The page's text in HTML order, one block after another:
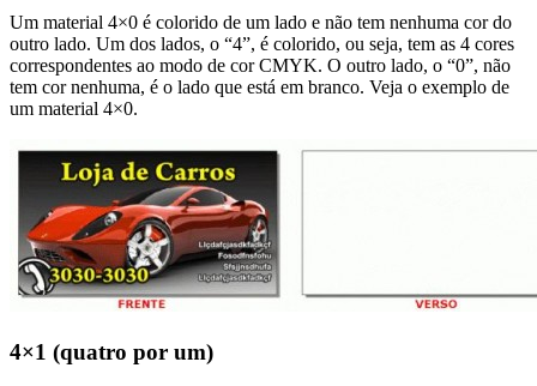
Um material 4×0 é colorido de um lado e não tem nenhuma cor do
outro lado. Um dos lados, o “4”, é colorido, ou seja, tem as 4 cores
correspondentes ao modo de cor CMYK. O outro lado, o “0”, não
tem cor nenhuma, é o lado que está em branco. Veja o exemplo de
um material 4×0.
4×1 (quatro por um)